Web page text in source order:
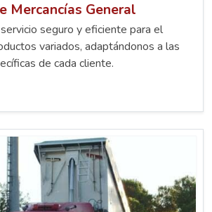
Mercancías General
seguro y eficiente para el
variados, adaptándonos a las
de cada cliente.